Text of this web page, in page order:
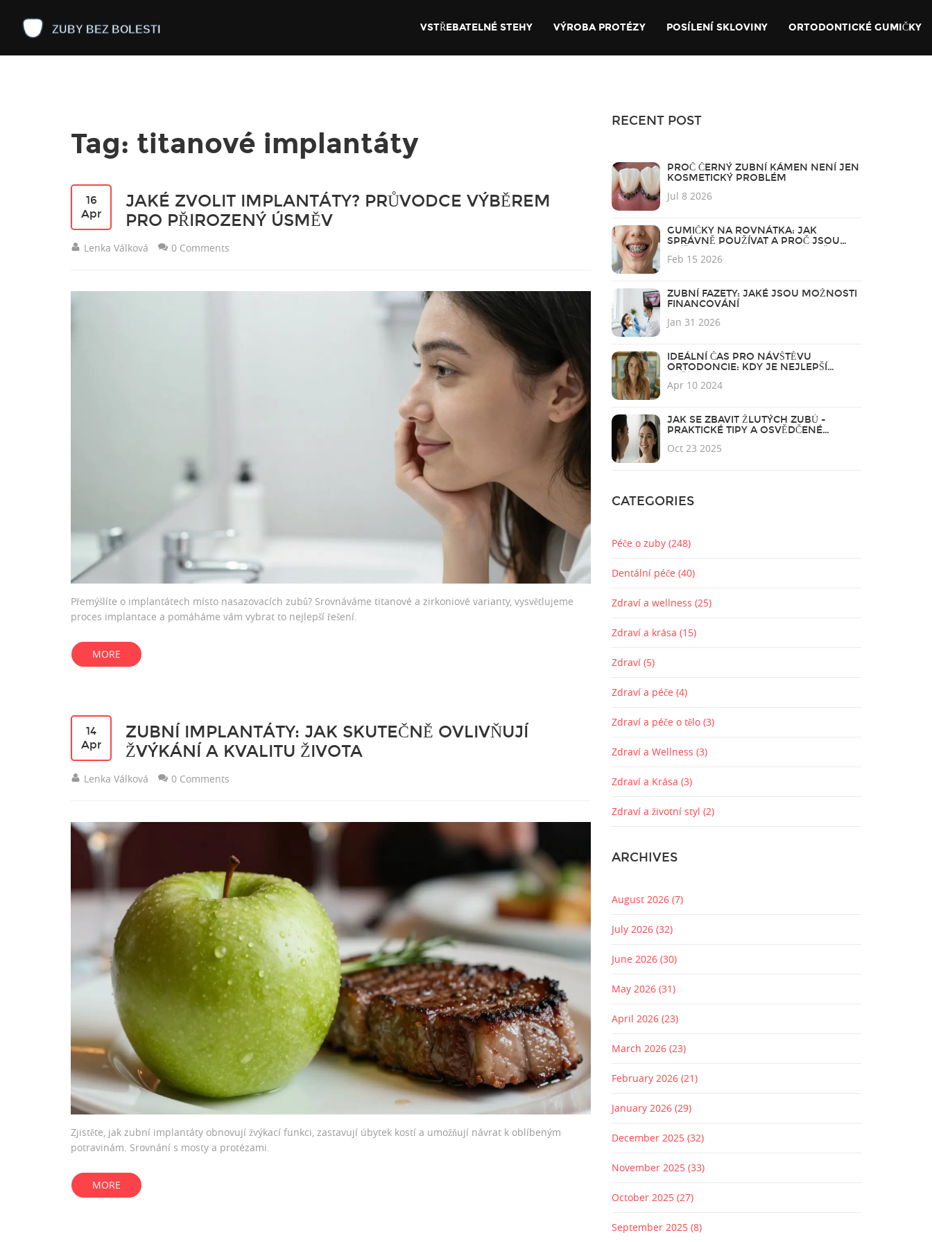
VSTŘEBATELNÉ STEHY VÝROBA PROTÉZY POSÍLENÍ SKLOVINY ORTODONTICKÉ GUMIČKY
Tag: titanové implantáty
16
Apr
JAKÉ ZVOLIT IMPLANTÁTY? PRŮVODCE VÝBĚREM
PRO PŘIROZENÝ ÚSMĚV
Lenka Válková 0 Comments
Přemýšlíte o implantátech místo nasazovacích zubů? Srovnáváme titanové a zirkoniové varianty, vysvětlujeme
proces implantace a pomáháme vám vybrat to nejlepší řešení.
MORE
14
Apr
ZUBNÍ IMPLANTÁTY: JAK SKUTEČNĚ OVLIVŇUJÍ
ŽVÝKÁNÍ A KVALITU ŽIVOTA
Lenka Válková 0 Comments
Zjistěte, jak zubní implantáty obnovují žvýkací funkci, zastavují úbytek kostí a umožňují návrat k oblíbeným
potravinám. Srovnání s mosty a protézami.
MORE
RECENT POST
PROČ ČERNÝ ZUBNÍ KÁMEN NENÍ JEN
KOSMETICKÝ PROBLÉM
Jul 8 2026
GUMIČKY NA ROVNÁTKA: JAK
SPRÁVNĚ POUŽÍVAT A PROČ JSOU
Feb 15 2026
ZUBNÍ FAZETY: JAKÉ JSOU MOŽNOSTI
FINANCOVÁNÍ
Jan 31 2026
IDEÁLNÍ ČAS PRO NÁVŠTĚVU
ORTODONCIE: KDY JE NEJLEPŠÍ
Apr 10 2024
JAK SE ZBAVIT ŽLUTÝCH ZUBŮ -
PRAKTICKÉ TIPY A OSVĚDČENÉ
Oct 23 2025
CATEGORIES
Péče o zuby (248)
Dentální péče (40)
Zdraví a wellness (25)
Zdraví a krása (15)
Zdraví (5)
Zdraví a péče (4)
Zdraví a péče o tělo (3)
Zdraví a Wellness (3)
Zdraví a Krása (3)
Zdraví a životní styl (2)
ARCHIVES
August 2026 (7)
July 2026 (32)
June 2026 (30)
May 2026 (31)
April 2026 (23)
March 2026 (23)
February 2026 (21)
January 2026 (29)
December 2025 (32)
November 2025 (33)
October 2025 (27)
September 2025 (8)